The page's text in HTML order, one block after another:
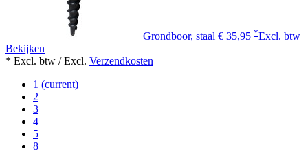
Grondboor, staal € 35,95 *Excl. btw
Bekijken
* Excl. btw / Excl. Verzendkosten
1 (current)
2
3
4
5
8